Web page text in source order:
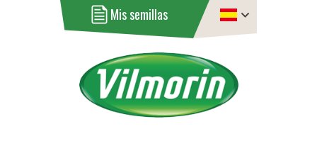
Mis semillas